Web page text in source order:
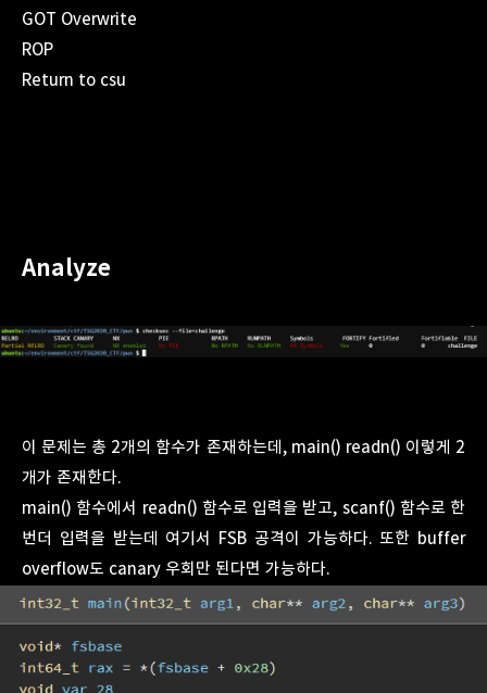
GOT Overwrite
ROP
Return to csu
Analyze
이 문제는 총 2개의 함수가 존재하는데, main() readn() 이렇게 2
개가 존재한다.
main() 함수에서 readn() 함수로 입력을 받고, scanf() 함수로 한
번더 입력을 받는데 여기서 FSB 공격이 가능하다. 또한 buffer
overflow도 canary 우회만 된다면 가능하다.